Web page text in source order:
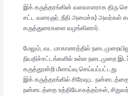
இக் கருத்தரங்கின் வளவாளராக திரு
சட்ட வரைஞர், நீதி அமைச்சு) அவர்கள்
கருத்துரைகளை வழங்கினார்.
மேலும், வட மாகாணத்தில்
நியதிச்சட்டங்களில் உள்ள நடைமுறை
கருத்தூன்றி மீளாய்வு செய்யப்பட்டது
இக் கருத்தரங்கில் சிரேஷ;ட
நன்னடத்தை உத்தியோகத்தர்கள், சிறுவர்